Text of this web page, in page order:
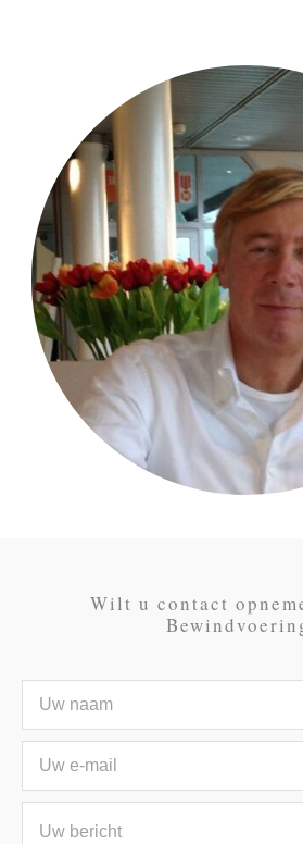
Wilt u contact